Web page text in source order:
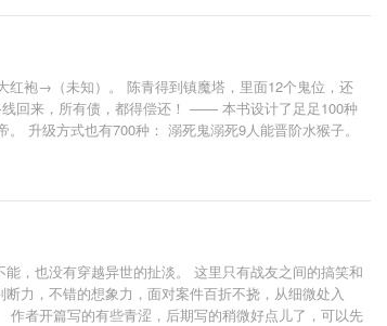
袍→（未知）。 陈青得到镇魔塔，里面12个鬼位，还
回来，所有债，都得偿还！ —— 本书设计了足足100种
升级方式也有700种： 溺死鬼溺死9人能晋阶水猴子。
，也没有穿越异世的扯淡。 这里只有战友之间的搞笑和
力，不错的想象力，面对案件百折不挠，从细微处入
者开篇写的有些青涩，后期写的稍微好点儿了，可以先